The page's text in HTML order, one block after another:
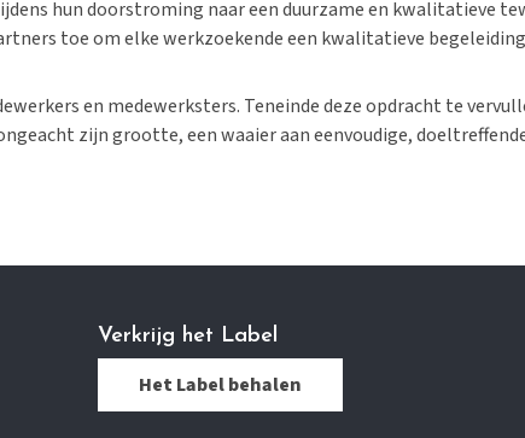
hun doorstroming naar een duurzame en kwalitatieve
toe om elke werkzoekende een kwalitatieve
en medewerksters. Teneinde deze opdracht te
zijn grootte, een waaier aan eenvoudige,
Verkrijg het Label
Het Label behalen